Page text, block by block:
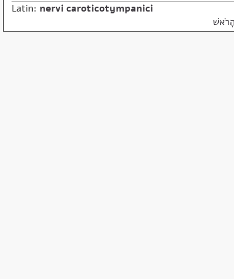
Latin: nervi caroticotympanici